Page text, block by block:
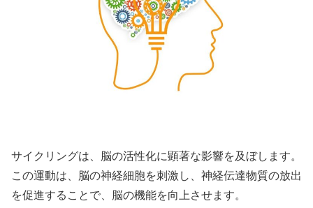
サイクリングは、脳の活性化に顕著な影響を及ぼします。
この運動は、脳の神経細胞を刺激し、神経伝達物質の放出
を促進することで、脳の機能を向上させます。